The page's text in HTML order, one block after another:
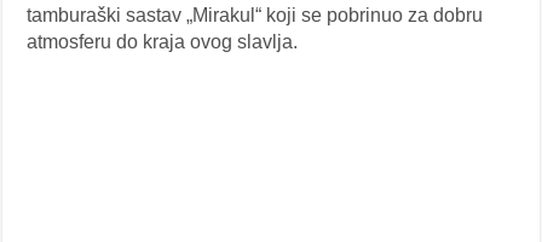
tamburaški sastav „Mirakul“ koji se pobrinuo za dobru
atmosferu do kraja ovog slavlja.